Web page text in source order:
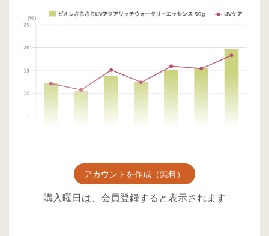
アカウントを作成（無料）
購入曜日は、会員登録すると表示されます